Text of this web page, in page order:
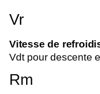
Vr
Vitesse de
Vdt pour descente
Rm